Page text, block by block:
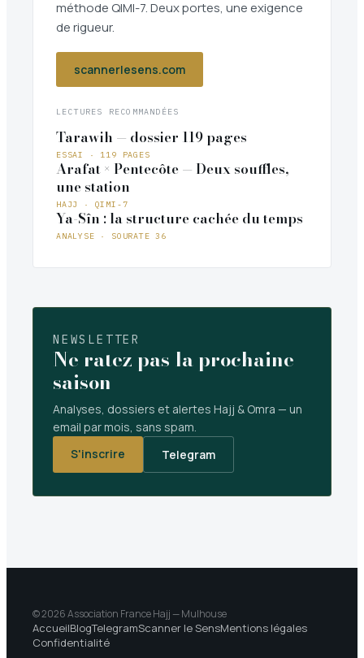
méthode QIMI-7. Deux portes, une exigence
de rigueur.
scannerlesens.com
LECTURES RECOMMANDÉES
Tarawih — dossier 119 pages
ESSAI · 119 PAGES
Arafat × Pentecôte — Deux souffles,
une station
HAJJ · QIMI-7
Ya-Sîn : la structure cachée du temps
ANALYSE · SOURATE 36
NEWSLETTER
Ne ratez pas la prochaine
saison
Analyses, dossiers et alertes Hajj & Omra — un
email par mois, sans spam.
S'inscrire
Telegram
© 2026 Association France Hajj — Mulhouse
AccueilBlogTelegramScanner le SensMentions légales
Confidentialité